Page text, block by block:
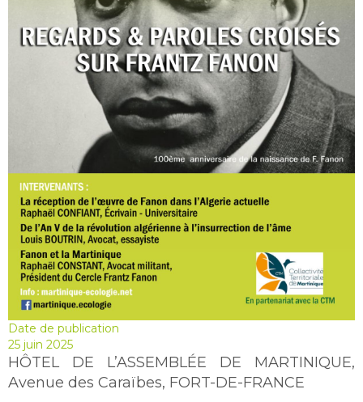
Date de publication
25 juin 2025
HÔTEL DE L’ASSEMBLÉE DE MARTINIQUE,
Avenue des Caraïbes, FORT-DE-FRANCE